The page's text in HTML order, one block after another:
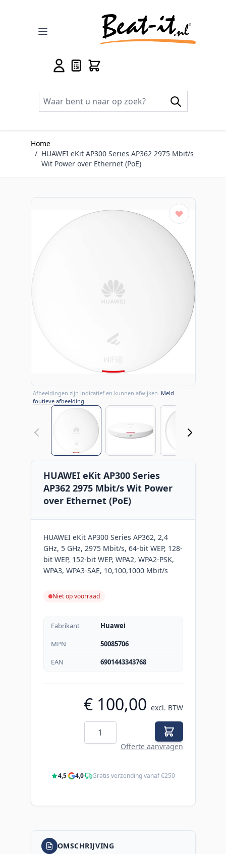
Home
/ HUAWEI eKit AP300 Series AP362 2975 Mbit/s
Wit Power over Ethernet (PoE)
Afbeeldingen zijn indicatief en kunnen afwijken. Meld
foutieve afbeelding
View larger imageView larger image
HUAWEI eKit AP300 Series
AP362 2975 Mbit/s Wit Power
over Ethernet (PoE)
HUAWEI eKit AP300 Series AP362, 2,4
GHz, 5 GHz, 2975 Mbit/s, 64-bit WEP, 128-
bit WEP, 152-bit WEP, WPA2, WPA2-PSK,
WPA3, WPA3-SAE, 10,100,1000 Mbit/s
Niet op voorraad
Fabrikant
Huawei
MPN
50085706
EAN
6901443343768
€ 100,00 excl. BTW
Aantal
Offerte aanvragen
4,5· 4,0· Gratis verzending vanaf €250
OMSCHRIJVING